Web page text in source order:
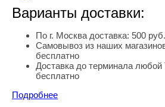
Варианты доставки:
По г. Москва доставка: 500 руб.
Самовывоз из наших
бесплатно
Доставка до терминала любой
бесплатно
Подробнее